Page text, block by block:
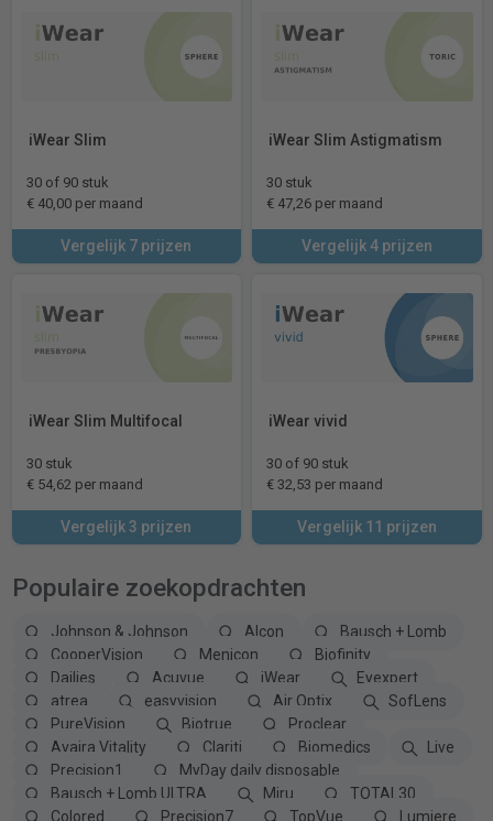
iWear Slim
30 of 90 stuk
€ 40,00 per maand
Vergelijk 7 prijzen
iWear Slim Astigmatism
30 stuk
€ 47,26 per maand
Vergelijk 4 prijzen
iWear Slim Multifocal
30 stuk
€ 54,62 per maand
Vergelijk 3 prijzen
iWear vivid
30 of 90 stuk
€ 32,53 per maand
Vergelijk 11 prijzen
Populaire zoekopdrachten
Johnson & Johnson Alcon
Bausch + Lomb
CooperVision
Menicon
Biofinity
Dailies
Acuvue iWear
Eyexpert
atrea
easyvision Air Optix
SofLens
PureVision
Biotrue
Proclear
Avaira Vitality
Clariti Biomedics
Live
Precision1
MyDay daily disposable
Bausch + Lomb ULTRA
Miru
TOTAL30
Colored
Precision7 TopVue
Lumiere